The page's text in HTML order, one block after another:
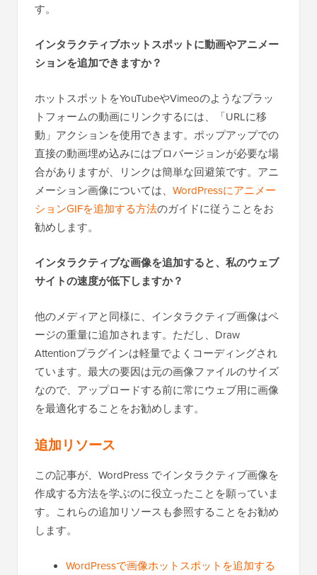
す。
インタラクティブホットスポットに動画やアニメー
ションを追加できますか？
ホットスポットをYouTubeやVimeoのようなプラッ
トフォームの動画にリンクするには、「URLに移
動」アクションを使用できます。ポップアップでの
直接の動画埋め込みにはプロバージョンが必要な場
合がありますが、リンクは簡単な回避策です。アニ
メーション画像については、 WordPressにアニメー
ションGIFを追加する方法のガイドに従うことをお
勧めします。
インタラクティブな画像を追加すると、私のウェブ
サイトの速度が低下しますか？
他のメディアと同様に、インタラクティブ画像はペ
ージの重量に追加されます。ただし、Draw
Attentionプラグインは軽量でよくコーディングされ
ています。最大の要因は元の画像ファイルのサイズ
なので、アップロードする前に常にウェブ用に画像
を最適化することをお勧めします。
追加リソース
この記事が、WordPress でインタラクティブ画像を
作成する方法を学ぶのに役立ったことを願っていま
す。これらの追加リソースも参照することをお勧め
します。
WordPressで画像ホットスポットを追加する